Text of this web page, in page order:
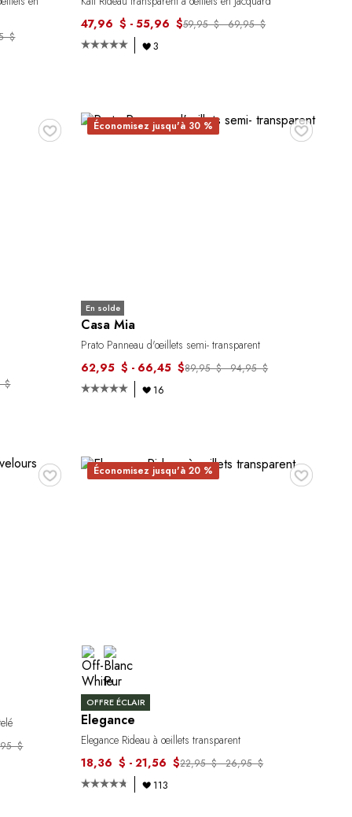
$
47,96 $ - 55,96 $59,95 $ - 69,95 $
3
♥
$
♥
Économisez jusqu'à 30 %
En solde
Casa Mia
Prato Panneau d'œillets semi- transparent
62,95 $ - 66,45 $89,95 $ - 94,95 $
16
♥
$
♥
Économisez jusqu'à 20 %
OFFRE ÉCLAIR
Elegance
Elegance Rideau à œillets transparent
18,36 $ - 21,56 $22,95 $ - 26,95 $
113